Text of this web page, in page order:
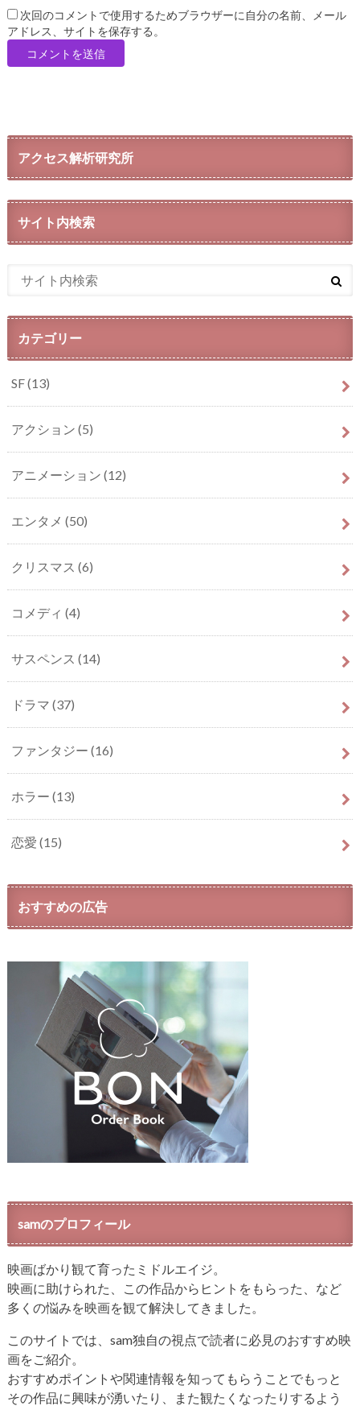
次回のコメントで使用するためブラウザーに自分の名前、メール
アドレス、サイトを保存する。
アクセス解析研究所
サイト内検索
カテゴリー
SF(13)
アクション (5)
アニメーション (12)
エンタメ (50)
クリスマス (6)
コメディ (4)
サスペンス (14)
ドラマ (37)
ファンタジー (16)
ホラー (13)
恋愛 (15)
おすすめの広告
samのプロフィール
映画ばかり観て育ったミドルエイジ。
映画に助けられた、この作品からヒントをもらった、など
多くの悩みを映画を観て解決してきました。
このサイトでは、sam独自の視点で読者に必見のおすすめ映
画をご紹介。
おすすめポイントや関連情報を知ってもらうことでもっと
その作品に興味が湧いたり、また観たくなったりするよう